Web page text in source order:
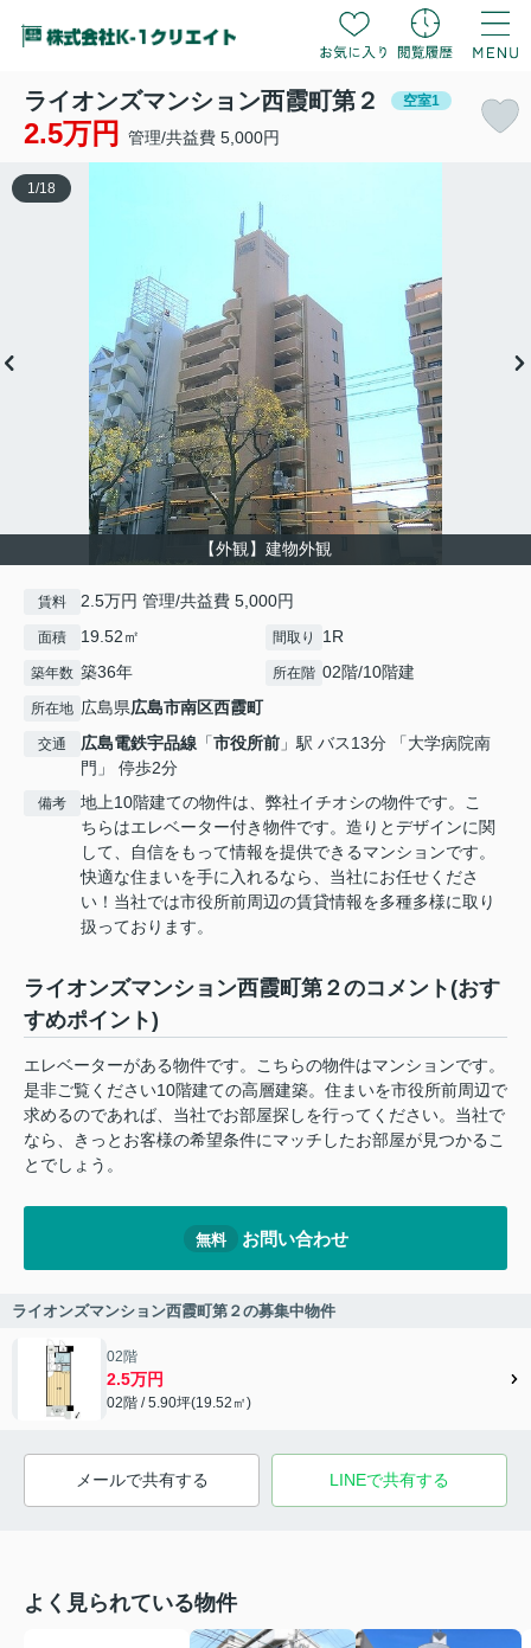
ライオンズマンション西霞町第２ 空室1
2.5万円 管理/共益費 5,000円
【外観】建物外観
1 /18
賃料 2.5万円 管理/共益費 5,000円
面積 19.52㎡ 間取り 1R
築年数 築36年 所在階 02階/10階建
所在地 広島県広島市南区西霞町
交通 広島電鉄宇品線 「市役所前 」駅 バス13分 「大学病院南
門」 停歩2分
備考
地上10階建ての物件は、弊社イチオシの物件です。こ
ちらはエレベーター付き物件です。造りとデザインに関
して、自信をもって情報を提供できるマンションです。
快適な住まいを手に入れるなら、当社にお任せくださ
い！当社では市役所前周辺の賃貸情報を多種多様に取り
扱っております。
ライオンズマンション西霞町第２のコメント(おす
すめポイント)
エレベーターがある物件です。こちらの物件はマンションです。
是非ご覧ください10階建ての高層建築。住まいを市役所前周辺で
求めるのであれば、当社でお部屋探しを行ってください。当社で
なら、きっとお客様の希望条件にマッチしたお部屋が見つかるこ
とでしょう。
無料 お問い合わせ
ライオンズマンション西霞町第２の募集中物件
02階
2.5万円
02階 / 5.90坪(19.52㎡)
メールで共有する LINEで共有する
よく見られている物件